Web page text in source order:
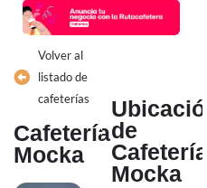
Volver al
listado de
cafeterías
Cafetería
Mocka
Ubicación
de
Cafetería
Mocka